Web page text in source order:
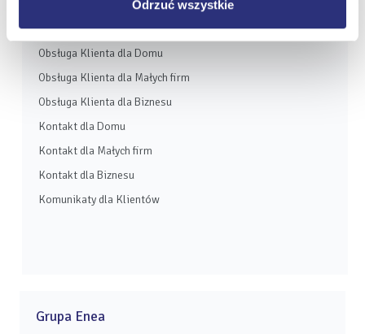
Odrzuć wszystkie
Moja Enea
Obsługa Klienta dla Domu
Obsługa Klienta dla Małych firm
Obsługa Klienta dla Biznesu
Kontakt dla Domu
Kontakt dla Małych firm
Kontakt dla Biznesu
Komunikaty dla Klientów
Grupa Enea